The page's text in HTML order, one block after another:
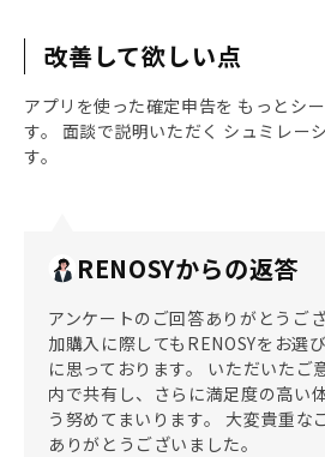
改善して欲しい点
アプリを使った確定申告を もっとシ
す。 面談で説明いただく シュミレー
す。
RENOSYからの返答
アンケートのご回答ありがとうご
加購入に際してもRENOSYをお選
に思っております。 いただいたご
内で共有し、さらに満足度の高い
う努めてまいります。 大変貴重な
ありがとうございました。